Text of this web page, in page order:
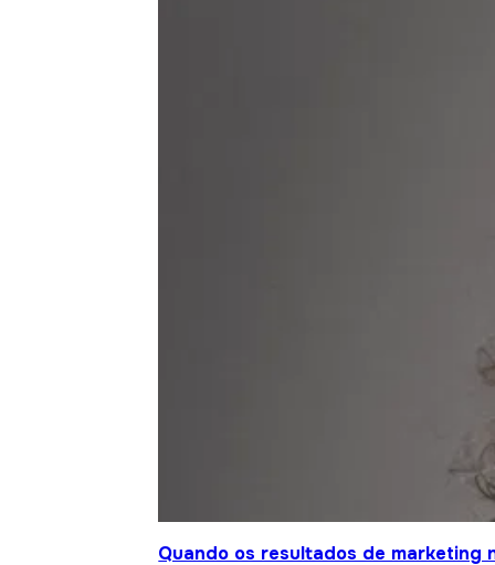
Quando os resultados de marketing